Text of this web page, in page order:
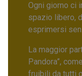
Ogni giorno ci
spazio libero,
esprimersi
La maggior
Pandora”,
fruibili da tutti